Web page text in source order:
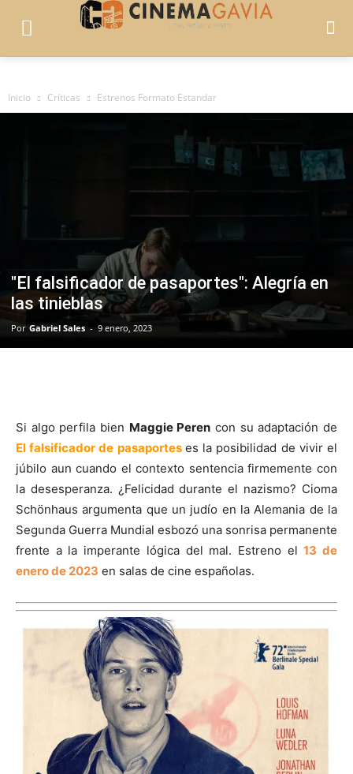
Inicio Críticas Estrenos Formato Estandar
"El falsificador de pasaportes": Alegría en
las tinieblas
Por Gabriel Sales - 9 enero, 2023
Si algo perfila bien Maggie Peren con su adaptación de
El falsificador de pasaportes es la posibilidad de vivir el
júbilo aun cuando el contexto sentencia firmemente con
la desesperanza. ¿Felicidad durante el nazismo? Cioma
Schönhaus argumenta que un judío en la Alemania de la
Segunda Guerra Mundial esbozó una sonrisa permanente
frente a la imperante lógica del mal. Estreno el13 de
enero de 2023 en salas de cine españolas.